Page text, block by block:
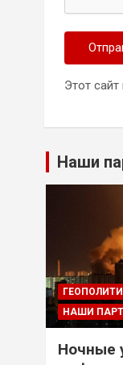
Этот
Наши
НАШИ
Ночные